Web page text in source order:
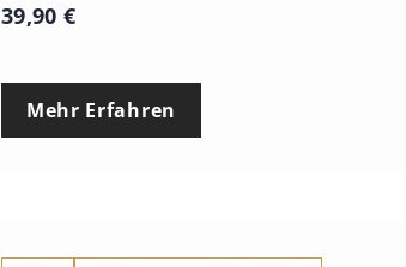
39,90 €
Mehr Erfahren